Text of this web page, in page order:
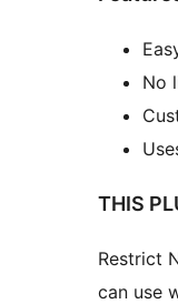
No
THIS
Restrict
can use